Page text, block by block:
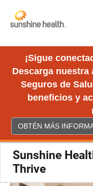
¡Sigue
Descarga
Seguros de
beneficios y
OBTÉN MÁS
Sunshine
Thrive